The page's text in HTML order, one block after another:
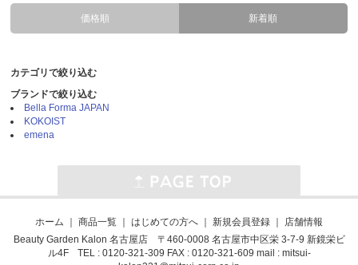
価格順 新着順
カテゴリで絞り込む
ブランドで絞り込む
Bella Forma JAPAN
KOKOIST
emena
ホーム ｜ 商品一覧 ｜ はじめての方へ ｜ 新規会員登録 ｜
店舗情報
Beauty Garden Kalon 名古屋店 〒460-0008 名古屋市中区栄 3-7-9 新鏡栄ビ
ル4F TEL : 0120-321-309 FAX : 0120-321-609 mail : mitsui-